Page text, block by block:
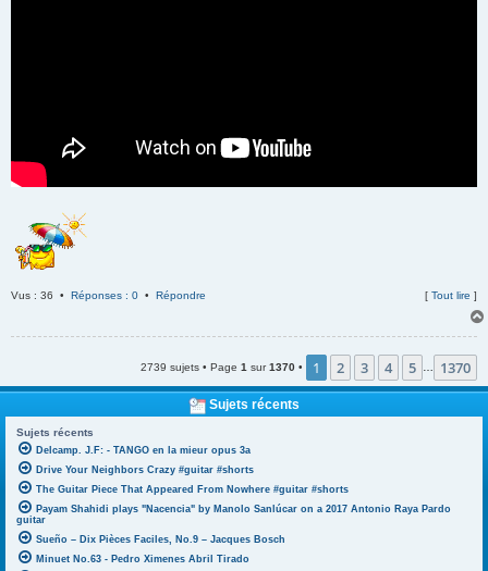
Vus : 36 • Réponses : 0 • Répondre [ Tout lire ]
2739 sujets • Page 1 sur1370 • 1 2 3 4 5 1370
Sujets récents
Sujets récents
Delcamp. J.F: - TANGO en la mieur opus 3a
Drive Your Neighbors Crazy #guitar #shorts
The Guitar Piece That Appeared From Nowhere #guitar #shorts
Payam Shahidi plays "Nacencia" by Manolo Sanlúcar on a 2017 Antonio Raya Pardo
guitar
Sueño – Dix Pièces Faciles, No.9 – Jacques Bosch
Minuet No.63 - Pedro Ximenes Abril Tirado